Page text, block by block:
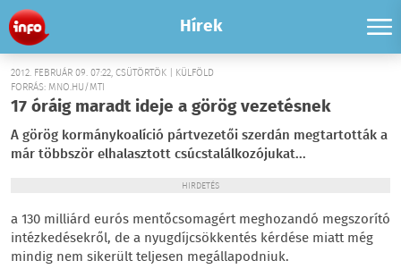
Hírek
2012. FEBRUÁR 09. 07:22, CSÜTÖRTÖK | KÜLFÖLD
FORRÁS: MNO.HU/MTI
17 óráig maradt ideje a görög vezetésnek
A görög kormánykoalíció pártvezetői szerdán megtartották a
már többször elhalasztott csúcstalálkozójukat...
HIRDETÉS
a 130 milliárd eurós mentőcsomagért meghozandó megszorító
intézkedésekről, de a nyugdíjcsökkentés kérdése miatt még
mindig nem sikerült teljesen megállapodniuk.